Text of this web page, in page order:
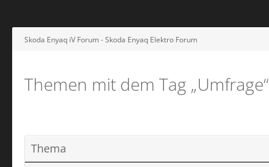
Skoda Enyaq iV Forum - Skoda Enyaq Elektro Forum
Themen mit dem Tag „Umfrage“
Thema